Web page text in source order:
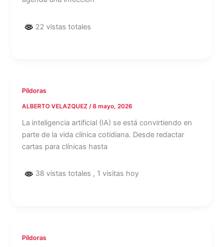
22 vistas totales
Píldoras
ALBERTO VELAZQUEZ /8 mayo, 2026
La inteligencia artificial (IA) se está convirtiendo en
parte de la vida clínica cotidiana. Desde redactar
cartas para clínicas hasta
38 vistas totales , 1 visitas hoy
Píldoras